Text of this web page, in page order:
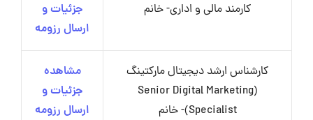
کارمند مالی و اداری- خانم
جزئیات و
ارسال رزومه
کارشناس ارشد دیجیتال مارکتینگ
(Senior Digital Marketing
Specialist)- خانم
مشاهده
جزئیات و
ارسال رزومه